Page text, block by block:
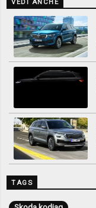
VEDI ANCHE
TAGS